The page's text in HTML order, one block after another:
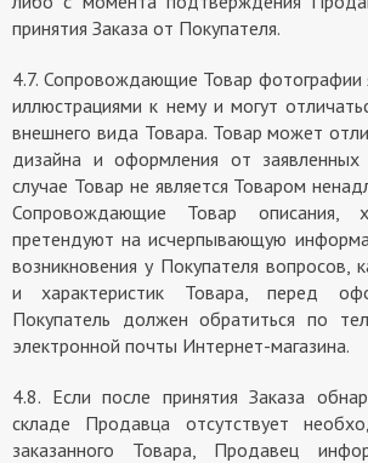
принятия Заказа от Покупателя.
4.7. Сопровождающие Товар фотографии
иллюстрациями к нему и могут
внешнего вида Товара. Товар может
дизайна и оформления от
случае Товар не является Товаром
Сопровождающие Товар описания,
претендуют на исчерпывающую
возникновения у Покупателя вопросов,
и характеристик Товара, перед
Покупатель должен обратиться по
электронной почты Интернет-магазина.
4.8. Если после принятия Заказа
складе Продавца отсутствует
заказанного Товара, Продавец